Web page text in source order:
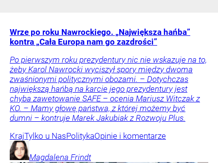
Wrze po roku Nawrockiego. „Największa hańba”
kontra „Cała Europa nam go zazdrości”
Po pierwszym roku prezydentury nic nie wskazuje na to,
żeby Karol Nawrocki wyciszył spory między dwoma
zwaśnionymi politycznymi obozami. – Dotychczas
największą hańbą na karcie jego prezydentury jest
chyba zawetowanie SAFE – ocenia Mariusz Witczak z
KO. – Mamy głowę państwa, z której możemy być
dumni – kontruje Marek Jakubiak z Rozwoju Plus.
KrajTylko u NasPolitykaOpinie i komentarze
Magdalena Frindt